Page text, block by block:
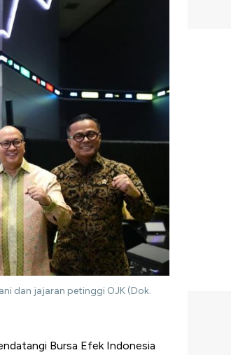
dan jajaran petinggi OJK (Dok.
Bursa Efek Indonesia